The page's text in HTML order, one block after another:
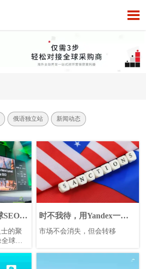

俄语独立站 新闻动态
SEO大
的聚
全球
销从
时不我待，用Yandex一站
解锁俄罗斯市场！
市场不会消失，但会转移